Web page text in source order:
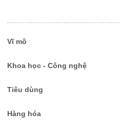
Vĩ mô
Khoa học - Công nghệ
Tiêu dùng
Hàng hóa